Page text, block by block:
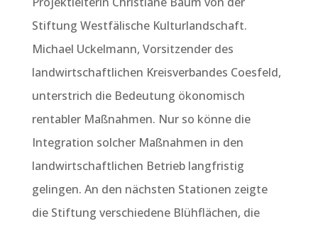
Stiftung Westfälische Kulturlandschaft.
Michael Uckelmann, Vorsitzender des
landwirtschaftlichen Kreisverbandes Coesfeld,
unterstrich die Bedeutung ökonomisch
rentabler Maßnahmen. Nur so könne die
Integration solcher Maßnahmen in den
landwirtschaftlichen Betrieb langfristig
gelingen. An den nächsten Stationen zeigte
die Stiftung verschiedene Blühflächen, die